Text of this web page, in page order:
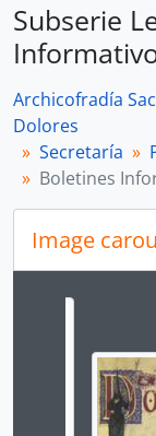
Subserie
Archicofradía
Dolores
Secretaría
Boletines
Image